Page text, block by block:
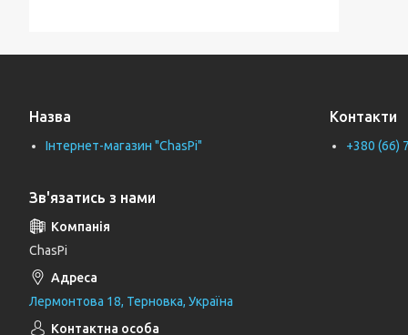
Труби каналізаційні
Унітази
Циркуляційні насоси
Генератори
Шлангові під'єднання та перемикаючі
вентилі
Назва
Інтернет-магазин "ChasPi"
Контакти
+380 (66)
Зв'язатись з нами
ChasPi
Лермонтова 18, Терновка, Україна